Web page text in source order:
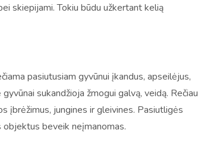
skiepijami. Tokiu būdu užkertant kelią
pasiutusiam gyvūnui įkandus, apseilėjus,
sukandžioja žmogui galvą, veidą. Rečiau
įbrėžimus, jungines ir gleivines. Pasiutligės
beveik neįmanomas.